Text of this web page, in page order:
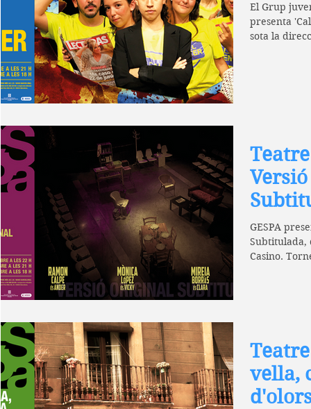
El Grup
presenta
sota la
Teatre
GESPA
Subtitulada,
Casino.
vella,